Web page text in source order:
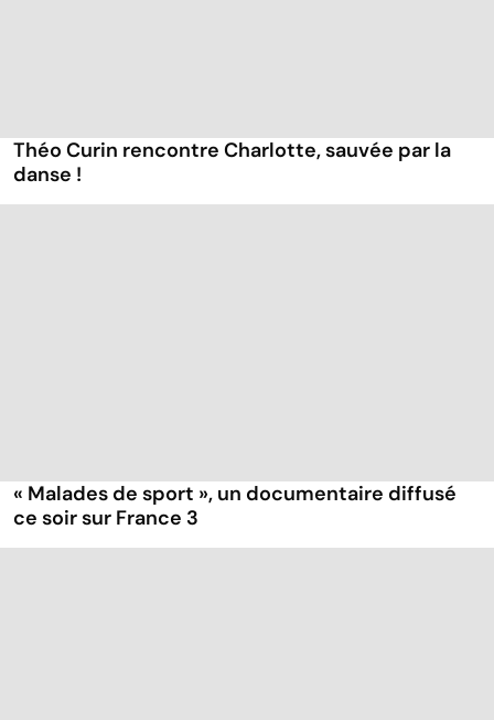
Théo Curin rencontre Charlotte, sauvée par la
danse !
« Malades de sport », un documentaire diffusé
ce soir sur France 3